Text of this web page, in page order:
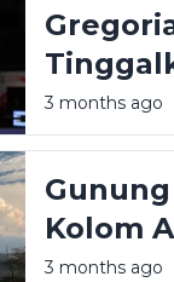
3 months ago
Kolom
3 months ago